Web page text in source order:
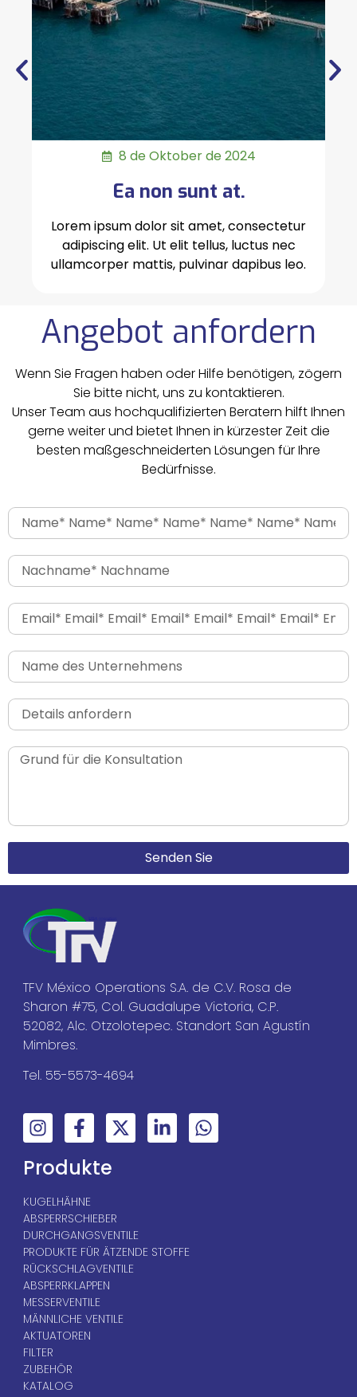
8 de Oktober de 2024
Ea non sunt at.
Lorem ipsum dolor sit amet, consectetur
adipiscing elit. Ut elit tellus, luctus nec
ullamcorper mattis, pulvinar dapibus leo.
Angebot anfordern
Wenn Sie Fragen haben oder Hilfe benötigen, zögern
Sie bitte nicht, uns zu kontaktieren.
Unser Team aus hochqualifizierten Beratern hilft Ihnen
gerne weiter und bietet Ihnen in kürzester Zeit die
besten maßgeschneiderten Lösungen für Ihre
Bedürfnisse.
Senden Sie
TFV México Operations S.A. de C.V. Rosa de
Sharon #75, Col. Guadalupe Victoria, C.P.
52082, Alc. Otzolotepec. Standort San Agustín
Mimbres.
Tel. 55-5573-4694
Produkte
KUGELHÄHNE
ABSPERRSCHIEBER
DURCHGANGSVENTILE
PRODUKTE FÜR ÄTZENDE STOFFE
RÜCKSCHLAGVENTILE
ABSPERRKLAPPEN
MESSERVENTILE
MÄNNLICHE VENTILE
AKTUATOREN
FILTER
ZUBEHÖR
KATALOG